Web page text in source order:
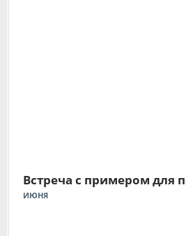
Встреча с примером для
ИЮНЯ